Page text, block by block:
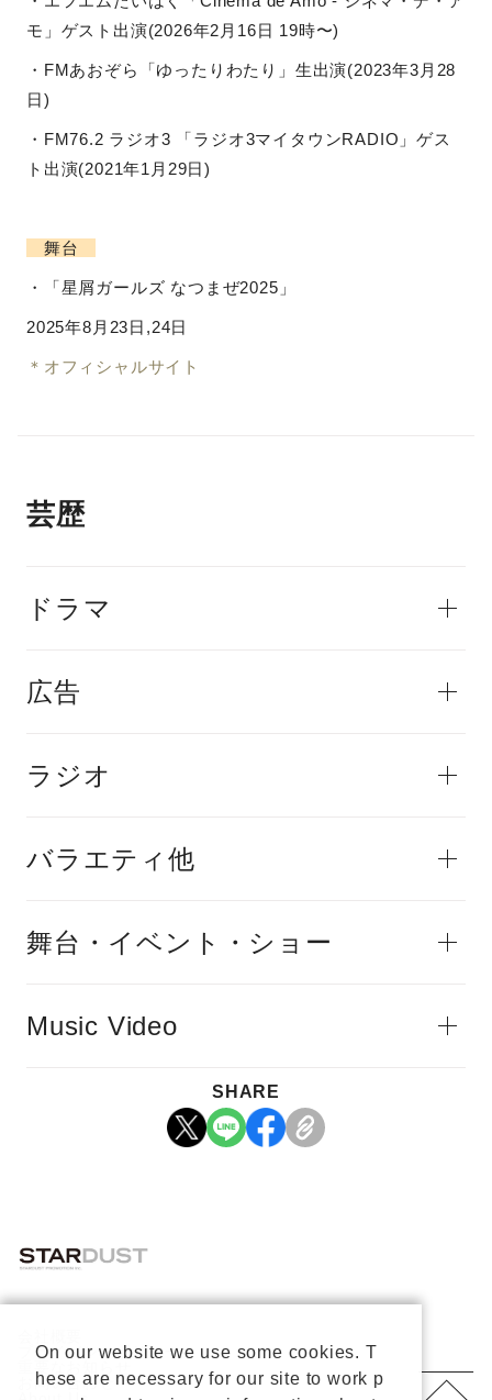
モ」ゲスト出演(2026年2月16日 19時〜)
・FMあおぞら「ゆったりわたり」生出演(2023年3月28
日)
・FM76.2 ラジオ3 「ラジオ3マイタウンRADIO」ゲス
ト出演(2021年1月29日)
舞台
・「星屑ガールズ なつまぜ2025」
2025年8月23日,24日
＊オフィシャルサイト
芸歴
ドラマ
広告
ラジオ
バラエティ他
舞台・イベント・ショー
Music Video
SHARE
プライバシーポリシー
重要なお知らせ
お問い合わせ
On our website we use some cookies. T
hese are necessary for our site to work p